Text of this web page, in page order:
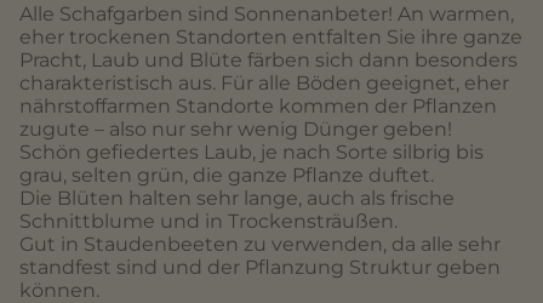
Alle Schafgarben sind Sonnenanbeter! An warmen,
eher trockenen Standorten entfalten Sie ihre ganze
Pracht, Laub und Blüte färben sich dann besonders
charakteristisch aus. Für alle Böden geeignet, eher
nährstoffarmen Standorte kommen der Pflanzen
zugute – also nur sehr wenig Dünger geben!
Schön gefiedertes Laub, je nach Sorte silbrig bis
grau, selten grün, die ganze Pflanze duftet.
Die Blüten halten sehr lange, auch als frische
Schnittblume und in Trockensträußen.
Gut in Staudenbeeten zu verwenden, da alle sehr
standfest sind und der Pflanzung Struktur geben
können.